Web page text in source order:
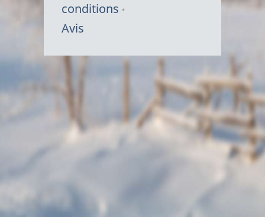
conditions
Avis
Symbole
Canada